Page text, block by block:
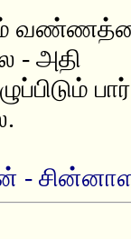
- அதி
பார்
-